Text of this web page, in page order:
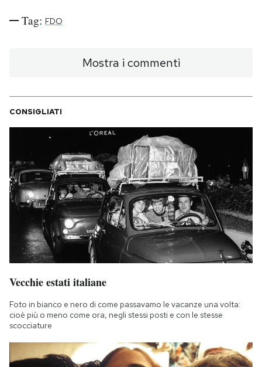
AREA PERSONALE
Area Personale
Newsletter
Notifiche mobile
Regala il Post
Hai bisogno di aiuto?
Esci
Tag: FDO
Mostra i commenti
CONSIGLIATI
Vecchie estati italiane
Foto in bianco e nero di come passavamo le vacanze una volta:
cioè più o meno come ora, negli stessi posti e con le stesse
scocciature